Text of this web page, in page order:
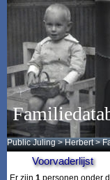
Public Juling >Herbert >
Voorvaderlijst
Er zijn 1 personen onder